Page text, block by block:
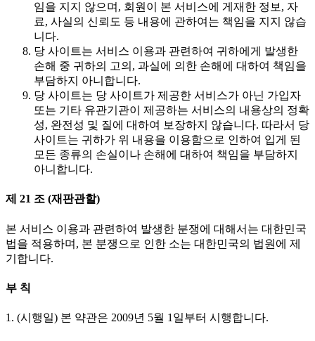
임을 지지 않으며, 회원이 본 서비스에 게재한 정보, 자
료, 사실의 신뢰도 등 내용에 관하여는 책임을 지지 않습
니다.
당 사이트는 서비스 이용과 관련하여 귀하에게 발생한
손해 중 귀하의 고의, 과실에 의한 손해에 대하여 책임을
부담하지 아니합니다.
당 사이트는 당 사이트가 제공한 서비스가 아닌 가입자
또는 기타 유관기관이 제공하는 서비스의 내용상의 정확
성, 완전성 및 질에 대하여 보장하지 않습니다. 따라서 당
사이트는 귀하가 위 내용을 이용함으로 인하여 입게 된
모든 종류의 손실이나 손해에 대하여 책임을 부담하지
아니합니다.
제 21 조 (재판관할)
본 서비스 이용과 관련하여 발생한 분쟁에 대해서는 대한민국
법을 적용하며, 본 분쟁으로 인한 소는 대한민국의 법원에 제
기합니다.
부 칙
1. (시행일) 본 약관은 2009년 5월 1일부터 시행합니다.